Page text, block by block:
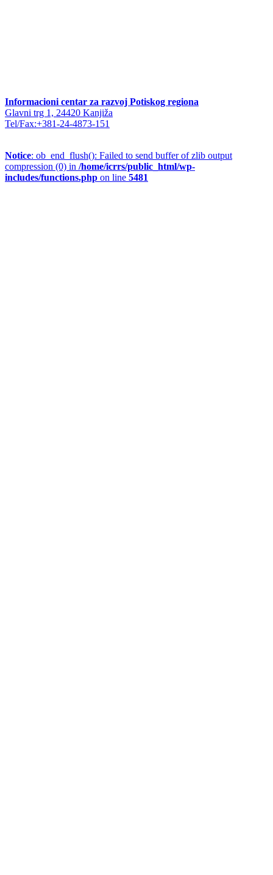
Informacioni centar za razvoj Potiskog regiona
Glavni trg 1, 24420 Kanjiža
Tel/Fax:+381-24-4873-151
Notice: ob_end_flush(): Failed to send buffer of zlib output
compression (0) in /home/icrrs/public_html/wp-
includes/functions.php on line 5481